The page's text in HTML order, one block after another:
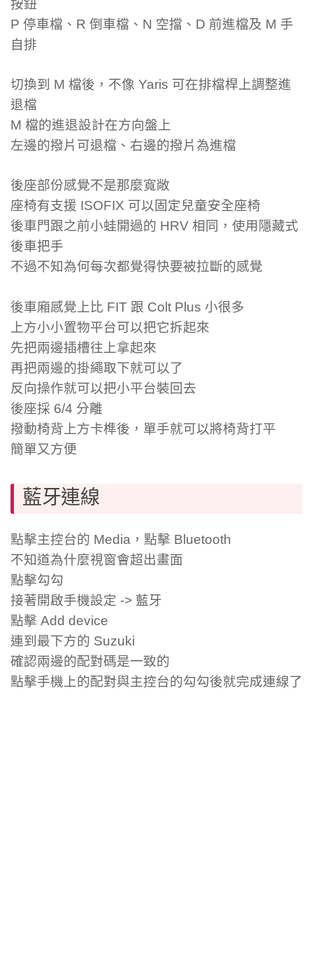
按鈕
P 停車檔、R 倒車檔、N 空擋、D 前進檔及 M 手
自排
切換到 M 檔後，不像 Yaris 可在排檔桿上調整進
退檔
M 檔的進退設計在方向盤上
左邊的撥片可退檔、右邊的撥片為進檔
後座部份感覺不是那麼寬敞
座椅有支援 ISOFIX 可以固定兒童安全座椅
後車門跟之前小蛙開過的 HRV 相同，使用隱藏式
後車把手
不過不知為何每次都覺得快要被拉斷的感覺
後車廂感覺上比 FIT 跟 Colt Plus 小很多
上方小小置物平台可以把它拆起來
先把兩邊插槽往上拿起來
再把兩邊的掛繩取下就可以了
反向操作就可以把小平台裝回去
後座採 6/4 分離
撥動椅背上方卡榫後，單手就可以將椅背打平
簡單又方便
藍牙連線
點擊主控台的 Media，點擊 Bluetooth
不知道為什麼視窗會超出畫面
點擊勾勾
接著開啟手機設定 -> 藍牙
點擊 Add device
連到最下方的 Suzuki
確認兩邊的配對碼是一致的
點擊手機上的配對與主控台的勾勾後就完成連線了